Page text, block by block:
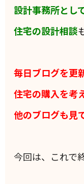
設計事務所とし
住宅の設計相談
毎日ブログを更
住宅の購入を考
他のブログも見
今回は、これで